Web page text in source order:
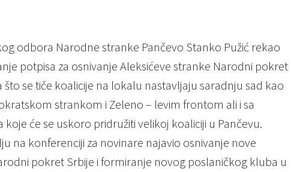
odbora Narodne stranke Pančevo Stanko Pužić rekao
potpisa za osnivanje Aleksićeve stranke Narodni pokret
se tiče koalicije na lokalu nastavljaju saradnju sad kao
strankom i Zeleno – levim frontom ali i sa
će se uskoro pridružiti velikoj koaliciji u Pančevu.
na konferenciji za novinare najavio osnivanje nove
pokret Srbije i formiranje novog poslaničkog kluba u